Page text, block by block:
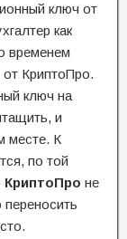
ключ от
как
временем
КриптоПро.
ключ на
и
месте. К
по той
КриптоПро не